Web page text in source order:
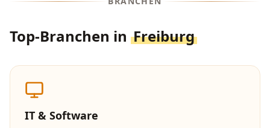
Top-Branchen in Freiburg
IT & Software